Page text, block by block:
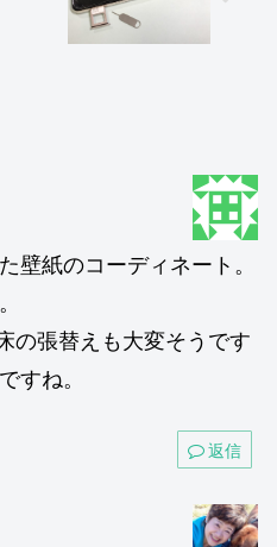
壁紙のコーディネート。
の張替えも大変そうです
すね。
返信